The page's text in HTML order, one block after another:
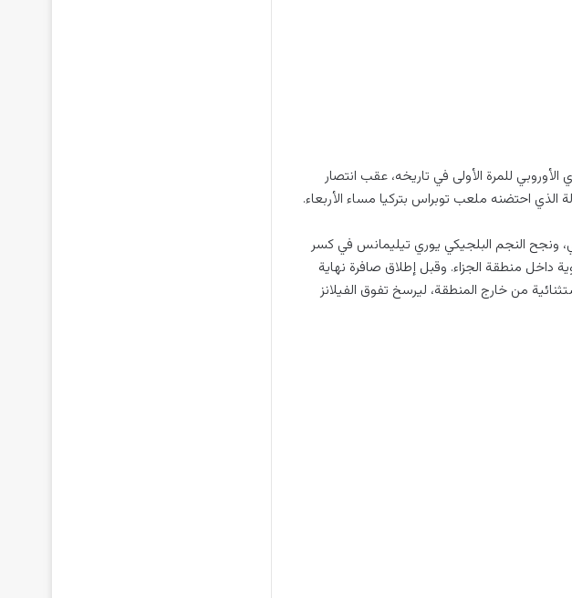
للمرة الأولى في تاريخه، عقب انتصار
الذي احتضنه ملعب توبراس بتركيا مساء الأربعاء.
ونجح النجم البلجيكي يوري تيليمانس في كسر
الأول في الدقيقة 42 من تصويبة قوية داخل منطقة الجزاء. وقبل إطلاق صافرة نهاية
من خارج المنطقة، ليرسخ تفوق الفيلانز